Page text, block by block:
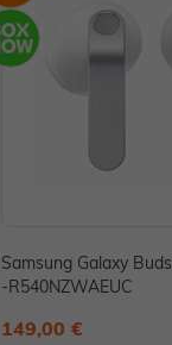
Samsung Galaxy
-R540NZWAEUC
149,00 €